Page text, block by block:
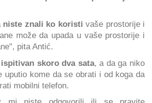
niste znali ko koristi vaše prostorije i
može da upada u vaše prostorije i
pita Antić.
skoro dva sata, a da ga niko
uputio kome da se obrati i od koga da
mobilni telefon.